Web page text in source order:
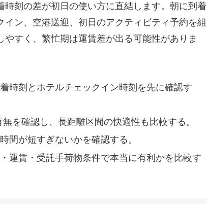
刻の差が初日の使い方に直結します。朝に到着
ン、空港送迎、初日のアクティビティ予約を組
すく、繁忙期は運賃差が出る可能性がありま
時刻とホテルチェックイン時刻を先に確認す
を確認し、長距離区間の快適性も比較する。
間が短すぎないかを確認する。
運賃・受託手荷物条件で本当に有利かを比較す